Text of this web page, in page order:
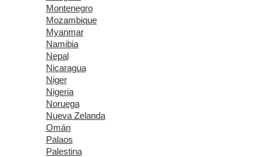
Montenegro
Mozambique
Myanmar
Namibia
Nepal
Nicaragua
Niger
Nigeria
Noruega
Nueva Zelanda
Omán
Palaos
Palestina